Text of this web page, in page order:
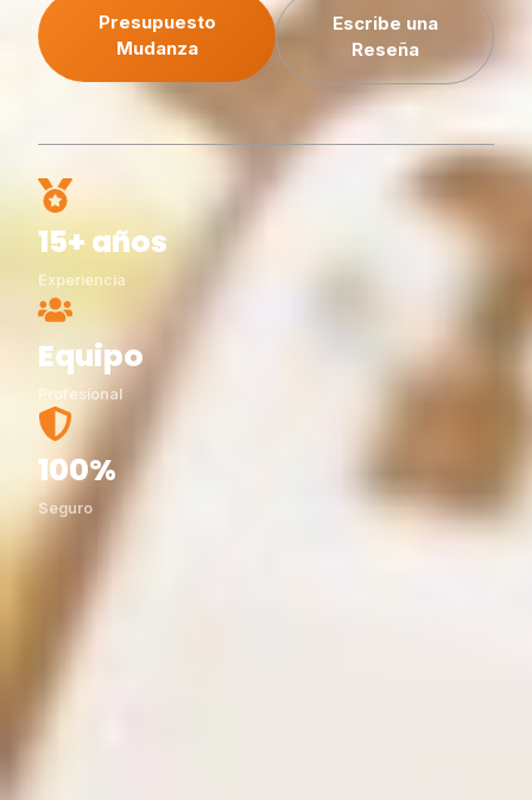
Presupuesto
Mudanza
Escribe una
Reseña
15+ años
Experiencia
Equipo
Profesional
100%
Seguro